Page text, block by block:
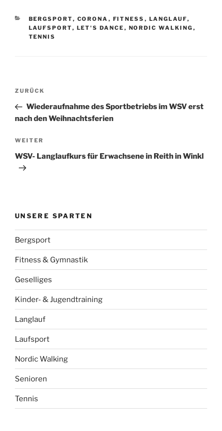
KATEGORIEN
BERGSPORT, CORONA , FITNESS , LANGLAUF,
LAUFSPORT, LET'S DANCE , NORDIC WALKING ,
TENNIS
Beitragsnavigation
Vorheriger
Beitrag
ZURÜCK
Wiederaufnahme des Sportbetriebs im WSV erst
nach den Weihnachtsferien
Nächster
Beitrag
WEITER
WSV- Langlaufkurs für Erwachsene in Reith in Winkl
UNSERE SPARTEN
Bergsport
Fitness & Gymnastik
Geselliges
Kinder- & Jugendtraining
Langlauf
Laufsport
Nordic Walking
Senioren
Tennis